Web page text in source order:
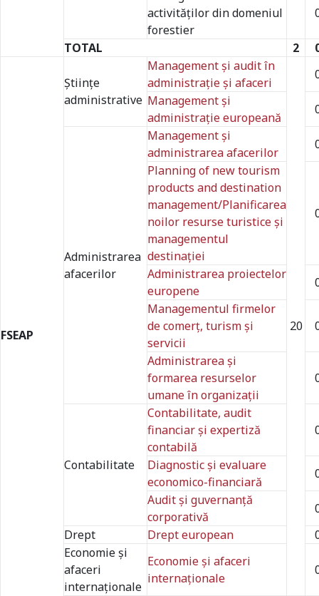
activităţilor din domeniul
forestier
TOTAL 2
FSEAP
Ştiinţe
administrative
Management şi audit în
administrație și afaceri
20
Management și
administrație europeană
Administrarea
afacerilor
Management şi
administrarea afacerilor
Planning of new tourism
products and destination
management/Planificarea
noilor resurse turistice și
managementul
destinației
Administrarea proiectelor
europene
Managementul firmelor
de comerţ, turism şi
servicii
Administrarea şi
formarea resurselor
umane în organizaţii
Contabilitate
Contabilitate, audit
financiar și expertiză
contabilă
Diagnostic şi evaluare
economico-financiară
Audit și guvernanță
corporativă
Drept
Drept european
Economie și
afaceri
internaționale
Economie şi afaceri
internaționale